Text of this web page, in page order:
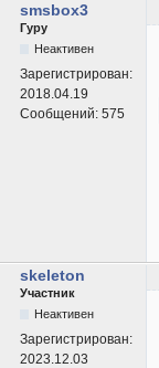
smsbox3
Гуру
Неактивен
Зарегистрирован:
2018.04.19
Сообщений: 575
skeleton
Участник
Неактивен
Зарегистрирован:
2023.12.03